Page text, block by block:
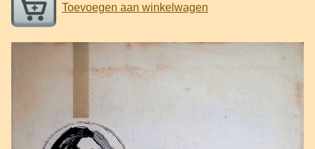
Toevoegen aan winkelwagen